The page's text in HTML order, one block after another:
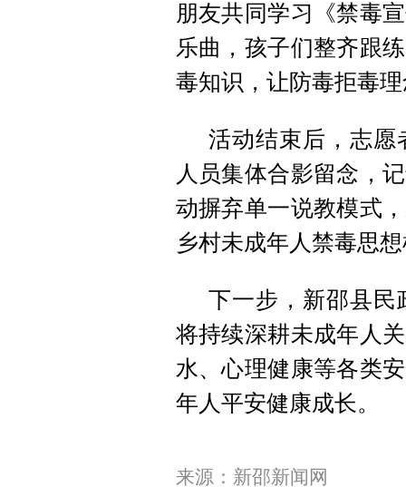
朋友共同学习《禁毒
乐曲，孩子们整齐跟
毒知识，让防毒拒毒
活动结束后，志愿
人员集体合影留念，
动摒弃单一说教模式
乡村未成年人禁毒思
下一步，新邵县民
将持续深耕未成年人
水、心理健康等各类
年人平安健康成长。
来源：新邵新闻网